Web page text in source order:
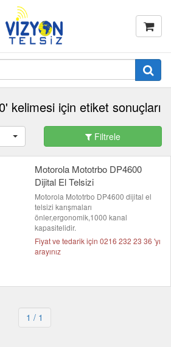
kelimesi için etiket sonuçları
Filtrele
Motorola Mototrbo DP4600
Dijital El Telsizi
Motorola Mototrbo DP4600 dijital el
telsizi karışmaları
önler,ergonomik,1000 kanal
kapasitelidir.
Fiyat ve tedarik için 0216 232 23 36 'yı
arayınız
1 / 1